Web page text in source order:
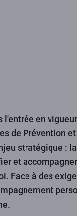
l'entrée en
de Prévention
stratégique :
et
Face à des